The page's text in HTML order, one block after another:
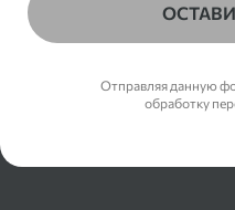
Отправляя данную
обработку